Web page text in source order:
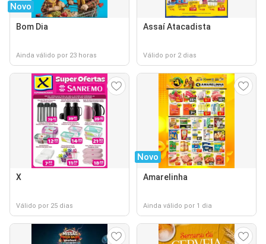
Novo
Bom Dia
Ainda válido por 23 horas
Assaí Atacadista
Válido por 2 dias
X
Válido por 25 dias
Novo
Amarelinha
Ainda válido por 1 dia